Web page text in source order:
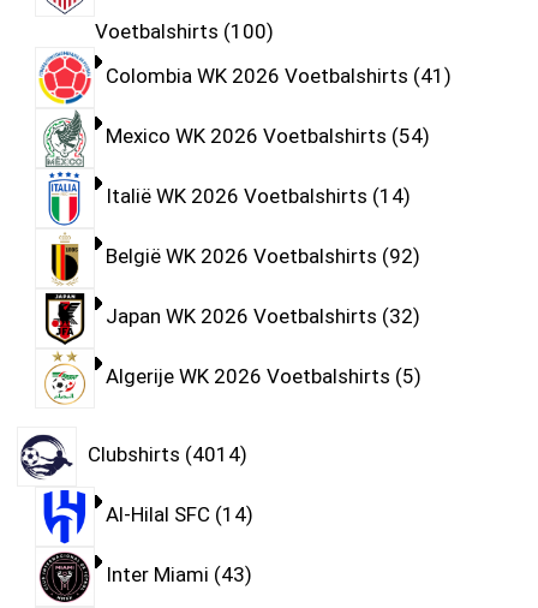
Voetbalshirts 100
Colombia WK 2026 Voetbalshirts 41
Mexico WK 2026 Voetbalshirts 54
Italië WK 2026 Voetbalshirts 14
België WK 2026 Voetbalshirts 92
Japan WK 2026 Voetbalshirts 32
Algerije WK 2026 Voetbalshirts 5
Clubshirts 4014
Al-Hilal SFC 14
Inter Miami 43